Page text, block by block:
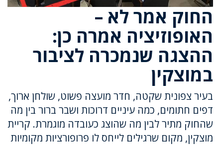
החוק אמר לא –
האופוזיציה אמרה כן:
ההצגה שנמכרה לציבור
במוצקין
בעיר צפונית שקטה, חדר מועצה פשוט, שולחן ארוך,
דפים חתומים, כמה עיניים דרוכות ושבר ברור בין מה
שהחוק מתיר לבין מה שהוצג כעובדה מוגמרת. קריית
מוצקין, מקום שרגילים לייחס לו פרופורציות מקומיות